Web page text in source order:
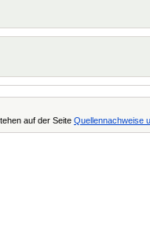
auf der Seite Quellennachweise